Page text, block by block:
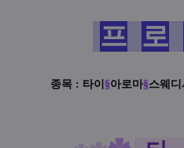
프 로
종목 : 타이 §아로마§스웨디